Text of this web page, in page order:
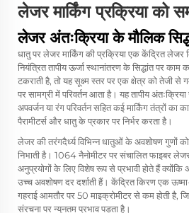
लेजर मार्किंग प्रक्रिया को
लेजर अंतःक्रिया के मौलिक
धातु पर लेजर मार्किंग की प्रक्रिया एक केंद्रित लेजर
नियंत्रित तापीय ऊर्जा स्थानांतरण के सिद्धांत पर
टकराती है, तो यह सूक्ष्म स्तर पर एक क्षेत्र को तेजी से
पर सामग्री में परिवर्तन आता है। यह तापीय
अपवर्जन या रंग परिवर्तन सहित कई मार्किंग तंत्रों
पैरामीटर्स और धातु के प्रकार पर निर्भर करता है।
लेजर की तरंगदैर्ध्य विभिन्न धातुओं के अवशोषण गुणों को
निभाती है। 1064 नैनोमीटर पर संचालित फाइबर
अनुप्रयोगों के लिए विशेष रूप से प्रभावी होते हैं क्योंकि
उच्च अवशोषण दर दर्शाती हैं। केंद्रित किरण एक
गहराई आमतौर पर 50 माइक्रोमीटर से कम होती है,
संरचना पर न्यूनतम प्रभाव पड़ता है।